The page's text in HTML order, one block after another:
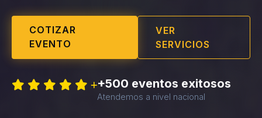
COTIZAR
EVENTO
VER
SERVICIOS
+500 eventos exitosos
Atendemos a nivel nacional